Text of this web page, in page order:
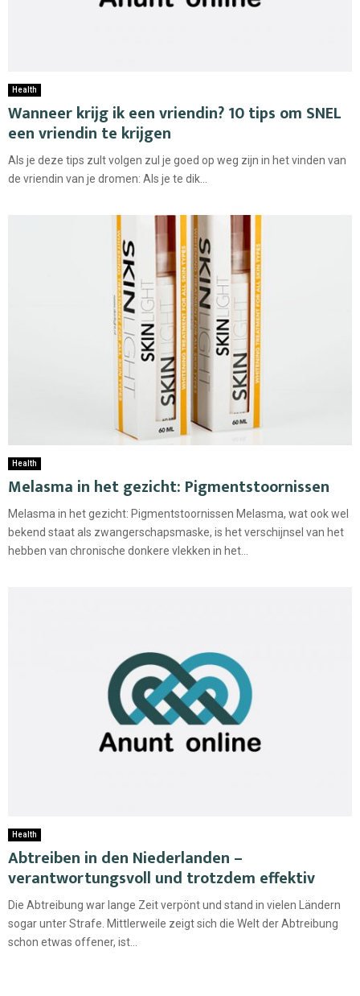
Health
Wanneer krijg ik een vriendin? 10 tips om SNEL
een vriendin te krijgen
Als je deze tips zult volgen zul je goed op weg zijn in het vinden van
de vriendin van je dromen: Als je te dik...
Health
Melasma in het gezicht: Pigmentstoornissen
Melasma in het gezicht: Pigmentstoornissen Melasma, wat ook wel
bekend staat als zwangerschapsmaske, is het verschijnsel van het
hebben van chronische donkere vlekken in het...
Health
Abtreiben in den Niederlanden –
verantwortungsvoll und trotzdem effektiv
Die Abtreibung war lange Zeit verpönt und stand in vielen Ländern
sogar unter Strafe. Mittlerweile zeigt sich die Welt der Abtreibung
schon etwas offener, ist...